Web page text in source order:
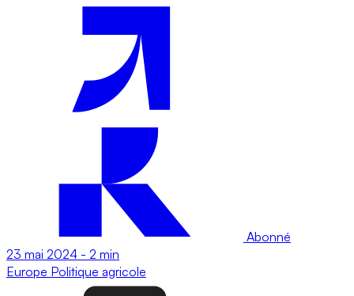
Abonné
23 mai 2024 - 2 min
Europe Politique agricole